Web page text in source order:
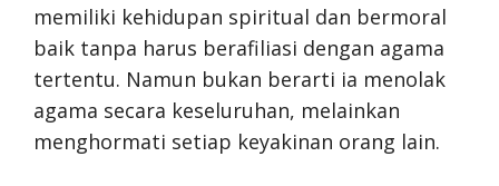
memiliki kehidupan spiritual dan bermoral
baik tanpa harus berafiliasi dengan agama
tertentu. Namun bukan berarti ia menolak
agama secara keseluruhan, melainkan
menghormati setiap keyakinan orang lain.